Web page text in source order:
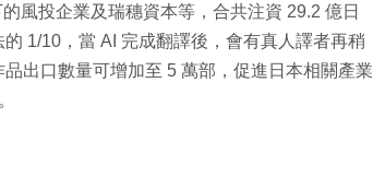
風投企業及瑞穗資本等，合共注資 29.2 億日
1/10，當 AI 完成翻譯後，會有真人譯者再稍
出口數量可增加至 5 萬部，促進日本相關產業